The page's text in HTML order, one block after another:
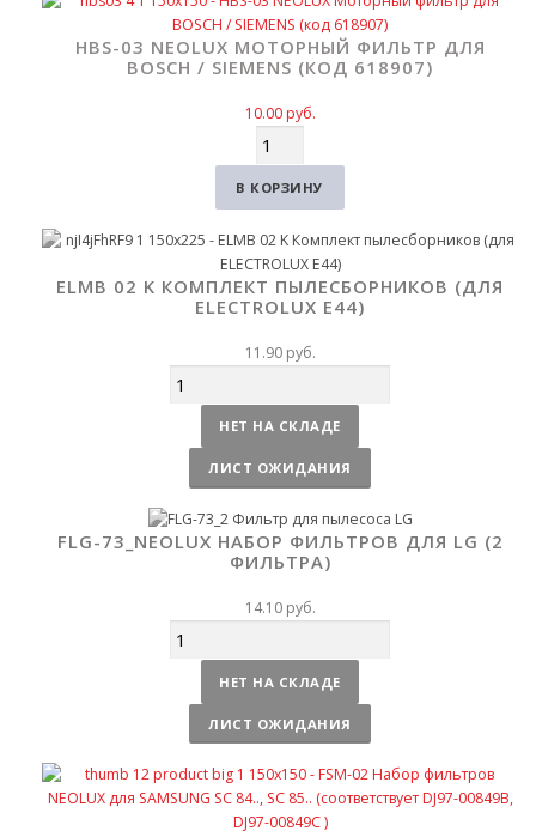
HBS-03 NEOLUX МОТОРНЫЙ ФИЛЬТР ДЛЯ
BOSCH / SIEMENS (КОД 618907)
10.00руб.
Количество
В КОРЗИНУ
ELMB 02 K КОМПЛЕКТ ПЫЛЕСБОРНИКОВ (ДЛЯ
ELECTROLUX E44)
11.90 руб.
Количество
НЕТ НА СКЛАДЕ
ЛИСТ ОЖИДАНИЯ
FLG-73_NEOLUX НАБОР ФИЛЬТРОВ ДЛЯ LG (2
ФИЛЬТРА)
14.10 руб.
Количество
НЕТ НА СКЛАДЕ
ЛИСТ ОЖИДАНИЯ